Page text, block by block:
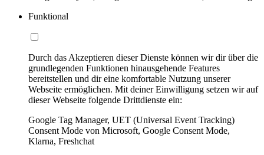
Funktional
Durch das Akzeptieren dieser Dienste können wir dir über die
grundlegenden Funktionen hinausgehende Features
bereitstellen und dir eine komfortable Nutzung unserer
Webseite ermöglichen. Mit deiner Einwilligung setzen wir auf
dieser Webseite folgende Drittdienste ein:
Google Tag Manager, UET (Universal Event Tracking)
Consent Mode von Microsoft, Google Consent Mode,
Klarna, Freshchat